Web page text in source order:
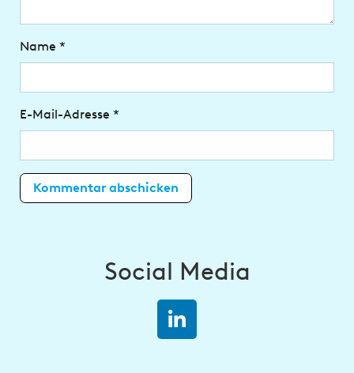
Name *
E-Mail-Adresse *
Social Media